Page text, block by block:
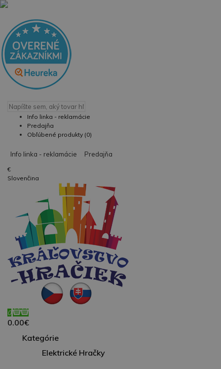
Info linka - reklamácie
Predajňa
Obľúbené produkty (0)
Info linka - reklamácie Predajňa
€
Slovenčina
0
0.00€
Kategórie
Elektrické Hračky